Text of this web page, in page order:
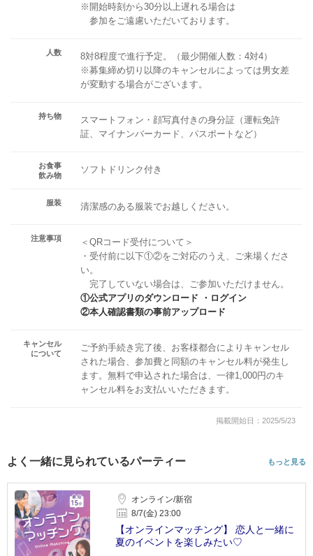
※開始時刻から30分以上遅れる場合は
参加をご遠慮いただいております。
人数
8対8程度で進行予定。（最少開催人数：4対4）
※募集締め切り以降のキャンセルによっては男女差
が変動する場合がございます。
持ち物
スマートフォン・顔写真付きの身分証（運転免許
証、マイナンバーカード、パスポートなど）
お食事
飲み物
ソフトドリンク付き
服装 清潔感のある服装でお越しください。
注意事項
＜QRコード受付について＞
・受付前に以下①②をご対応のうえ、ご来場くださ
い。
完了していない場合は、ご参加いただけません。
①公式アプリのダウンロード ・ログイン
②本人確認書類の事前アップロード
キャンセル
について
ご予約手続き完了後、お客様都合によりキャンセル
された場合、参加費と同額のキャンセル料が発生し
ます。無料で申込された場合は、一律1,000円のキ
ャンセル料をお支払いいただきます。
掲載開始日：2025/5/23
よく一緒に見られているパーティー もっと見る
オンライン/新宿
8/7(金) 23:00
【オンラインマッチング】 恋人と一緒に
夏のイベントを楽しみたい♡